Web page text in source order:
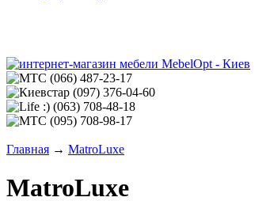
(066) 487-23-17
(097) 376-04-60
(063) 708-48-18
(095) 708-98-17
Главная → MatroLuxe
MatroLuxe